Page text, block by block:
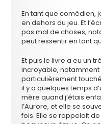
En tant que comédien,
en dehors du jeu. Et
pas mal de choses,
peut ressentir en tant
Et puis le livre a eu un
incroyable, notamment
particulièrement
il y a quelques temps
mère quand j’étais
l’Aurore, et elle se
fois. Elle se rappelait